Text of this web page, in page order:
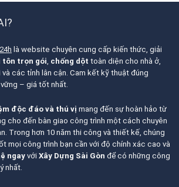
là website chuyên cung cấp kiến thức, giải
tôn trọn gói, chống dột toàn diện cho nhà ở,
các tỉnh lân cận. Cam kết kỹ thuật đúng
– giá tốt nhất.
độc đáo và thú vị mang đến sự hoàn hảo từ
cho đến bàn giao công trình một cách chuyên
Trong hơn 10 năm thi công và thiết kế, chúng
mọi công trình bạn cần với độ chính xác cao và
ngayvới Xây Dựng Sài Gòn để có những công
nhất.